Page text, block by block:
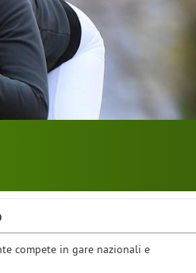
compete in gare nazionali e